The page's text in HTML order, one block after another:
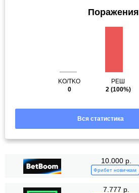
Поражения
KO/TKO
0
РЕШ
2(100%)
Вся статистика
10.000 р.
Фрибет новичкам
7.777 р.